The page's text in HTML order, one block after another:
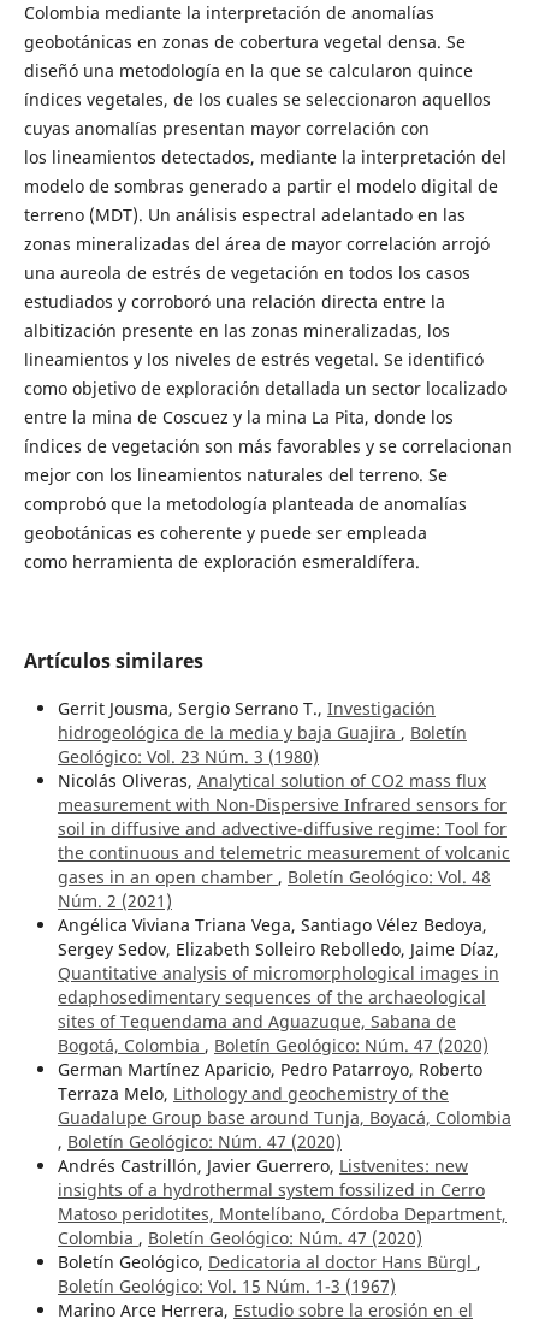
Colombia mediante la interpretación de anomalías
geobotánicas en zonas de cobertura vegetal densa. Se
diseñó una metodología en la que se calcularon quince
índices vegetales, de los cuales se seleccionaron aquellos
cuyas anomalías presentan mayor correlación con
los lineamientos detectados, mediante la interpretación del
modelo de sombras generado a partir el modelo digital de
terreno (MDT). Un análisis espectral adelantado en las
zonas mineralizadas del área de mayor correlación arrojó
una aureola de estrés de vegetación en todos los casos
estudiados y corroboró una relación directa entre la
albitización presente en las zonas mineralizadas, los
lineamientos y los niveles de estrés vegetal. Se identificó
como objetivo de exploración detallada un sector localizado
entre la mina de Coscuez y la mina La Pita, donde los
índices de vegetación son más favorables y se correlacionan
mejor con los lineamientos naturales del terreno. Se
comprobó que la metodología planteada de anomalías
geobotánicas es coherente y puede ser empleada
como herramienta de exploración esmeraldífera.
Artículos similares
Gerrit Jousma, Sergio Serrano T., Investigación
hidrogeológica de la media y baja Guajira , Boletín
Geológico: Vol. 23 Núm. 3 (1980)
Nicolás Oliveras, Analytical solution of CO2 mass flux
measurement with Non-Dispersive Infrared sensors for
soil in diffusive and advective-diffusive regime: Tool for
the continuous and telemetric measurement of volcanic
gases in an open chamber , Boletín Geológico: Vol. 48
Núm. 2 (2021)
Angélica Viviana Triana Vega, Santiago Vélez Bedoya,
Sergey Sedov, Elizabeth Solleiro Rebolledo, Jaime Díaz,
Quantitative analysis of micromorphological images in
edaphosedimentary sequences of the archaeological
sites of Tequendama and Aguazuque, Sabana de
Bogotá, Colombia , Boletín Geológico: Núm. 47 (2020)
German Martínez Aparicio, Pedro Patarroyo, Roberto
Terraza Melo, Lithology and geochemistry of the
Guadalupe Group base around Tunja, Boyacá, Colombia
, Boletín Geológico: Núm. 47 (2020)
Andrés Castrillón, Javier Guerrero, Listvenites: new
insights of a hydrothermal system fossilized in Cerro
Matoso peridotites, Montelíbano, Córdoba Department,
Colombia , Boletín Geológico: Núm. 47 (2020)
Boletín Geológico, Dedicatoria al doctor Hans Bürgl ,
Boletín Geológico: Vol. 15 Núm. 1-3 (1967)
Marino Arce Herrera, Estudio sobre la erosión en el